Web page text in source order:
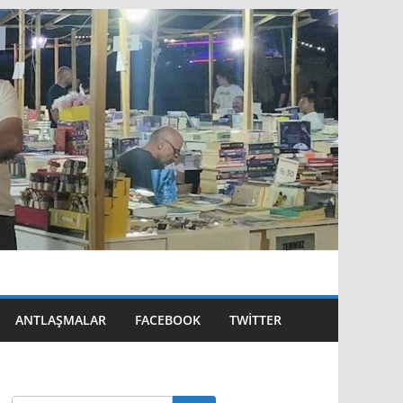
ANTLAŞMALAR FACEBOOK TWITTER